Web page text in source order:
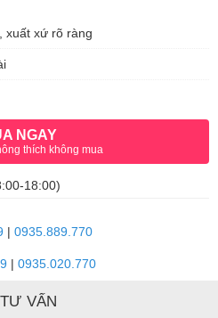
xuất xứ rõ ràng
NGAY
thích không mua
18:00)
| 0935.889.770
| 0935.020.770
VẤN